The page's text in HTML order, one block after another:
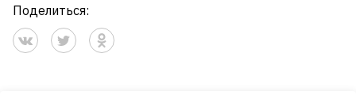
Поделиться: